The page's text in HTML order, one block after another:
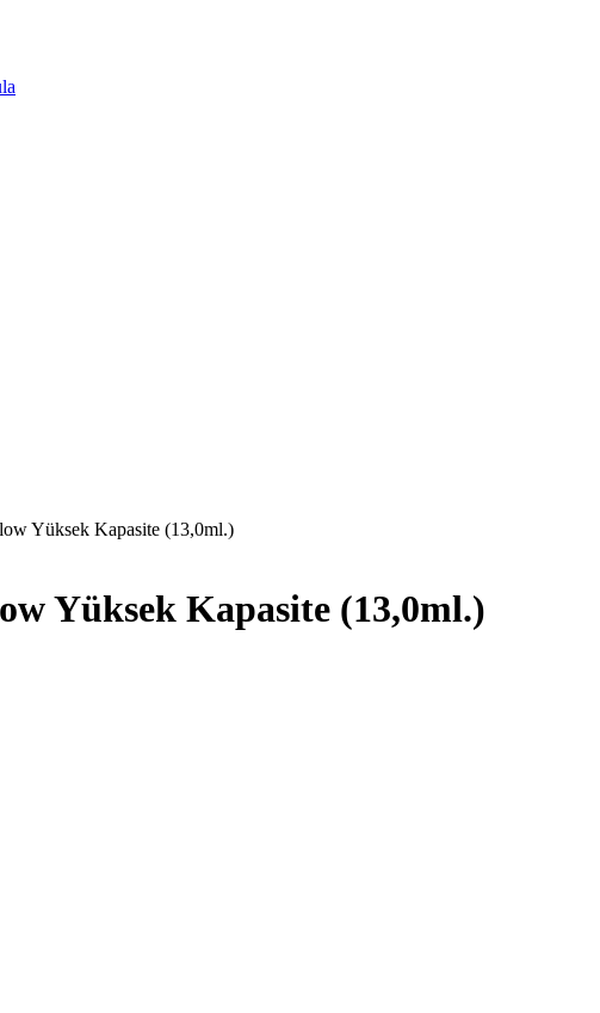
Yüksek Kapasite (13,0ml.)
Yüksek Kapasite (13,0ml.)